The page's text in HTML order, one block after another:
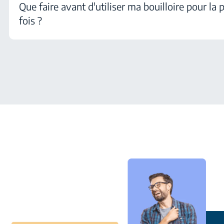
Que faire avant d'utiliser ma bouilloire pour la
fois ?